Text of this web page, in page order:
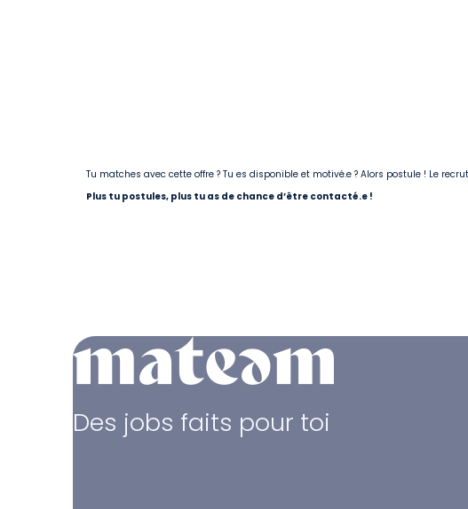
Tu matches avec cette offre ? Tu es disponible et motivé.e ? Alors postule ! Le
Plus tu postules, plus tu as de chance d’être contacté.e !
Des jobs faits pour toi